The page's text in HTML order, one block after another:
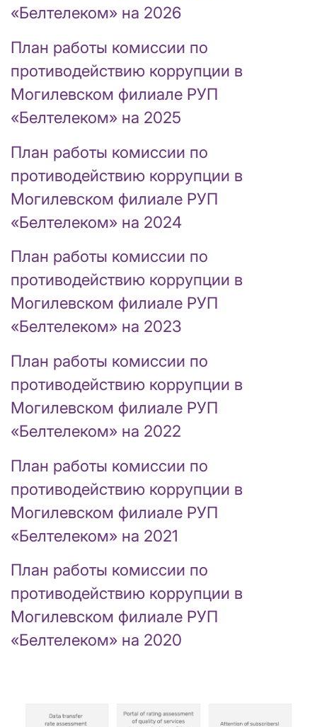
«Белтелеком» на 2026
План работы комиссии по
противодействию коррупции в
Могилевском филиале РУП
«Белтелеком» на 2025
План работы комиссии по
противодействию коррупции в
Могилевском филиале РУП
«Белтелеком» на 2024
План работы комиссии по
противодействию коррупции в
Могилевском филиале РУП
«Белтелеком» на 2023
План работы комиссии по
противодействию коррупции в
Могилевском филиале РУП
«Белтелеком» на 2022
План работы комиссии по
противодействию коррупции в
Могилевском филиале РУП
«Белтелеком» на 2021
План работы комиссии по
противодействию коррупции в
Могилевском филиале РУП
«Белтелеком» на 2020